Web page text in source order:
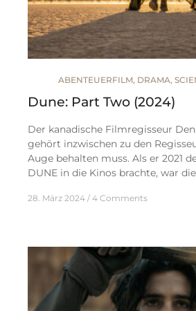
ABENTEUERFILM, DRAMA,
Dune: Part Two (2024)
Der kanadische Filmregisseur
gehört inzwischen zu den
Auge behalten muss. Als er 2021
DUNE in die Kinos brachte, war
28. März 2024 4 Comments